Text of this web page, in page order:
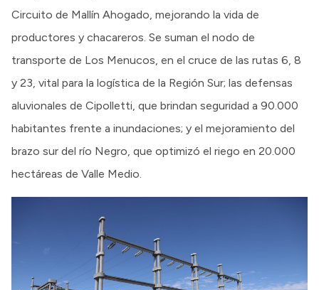
Circuito de Mallín Ahogado, mejorando la vida de
productores y chacareros. Se suman el nodo de
transporte de Los Menucos, en el cruce de las rutas 6, 8
y 23, vital para la logística de la Región Sur; las defensas
aluvionales de Cipolletti, que brindan seguridad a 90.000
habitantes frente a inundaciones; y el mejoramiento del
brazo sur del río Negro, que optimizó el riego en 20.000
hectáreas de Valle Medio.